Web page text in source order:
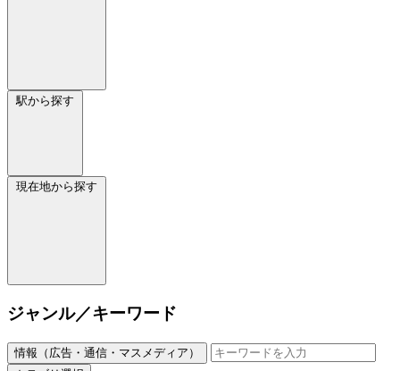
駅から探す
現在地から探す
ジャンル／キーワード
情報（広告・通信・マスメディア）